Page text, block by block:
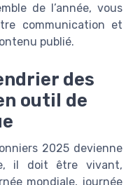
de l’année, vous
communication et
publié.
des
outil de
2025 devienne
il doit être vivant,
mondiale, journée